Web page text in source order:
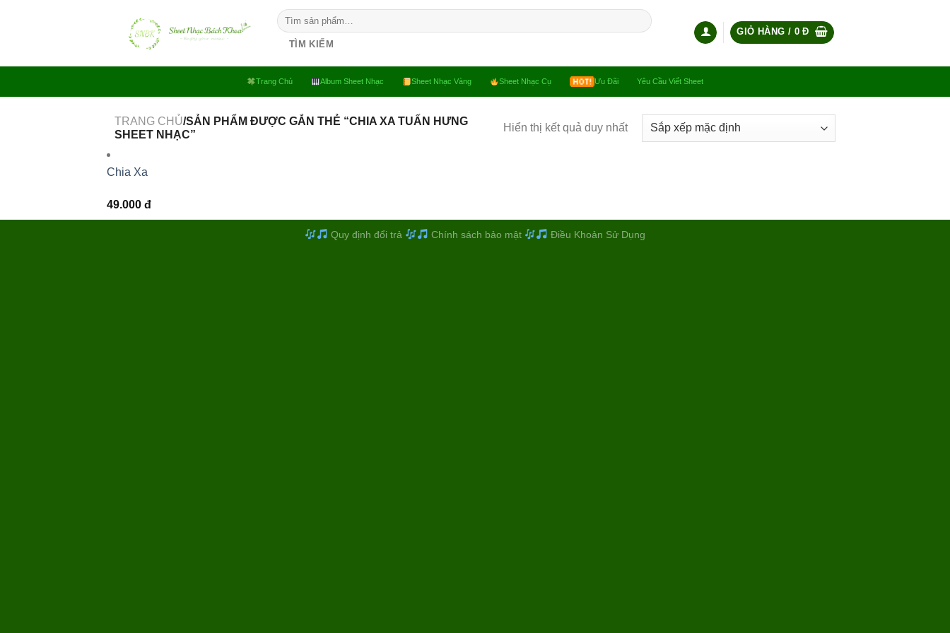
Tìm
kiếm:
TÌM KIẾM
GIỎ HÀNG / 0Đ
Trang Chủ Album Sheet Nhạc Sheet Nhạc Vàng Sheet Nhạc Cụ Ưu Đãi Yêu Cầu Viết Sheet
TRANG CHỦ/SẢN PHẨM ĐƯỢC GẮN THẺ “CHIA XA TUẤN HƯNG
SHEET NHẠC”
Hiển thị kết quả duy nhất
Chia Xa
49.000 đ
Quy định đổi trả Chính sách bảo mật Điều Khoản Sử Dụng